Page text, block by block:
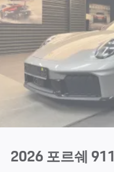
2026 포르쉐